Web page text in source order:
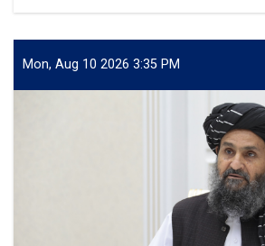
TAPI
Gas
Companies
Mon, Aug 10 2026 3:35 PM